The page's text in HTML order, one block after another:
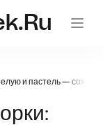
и пастель —